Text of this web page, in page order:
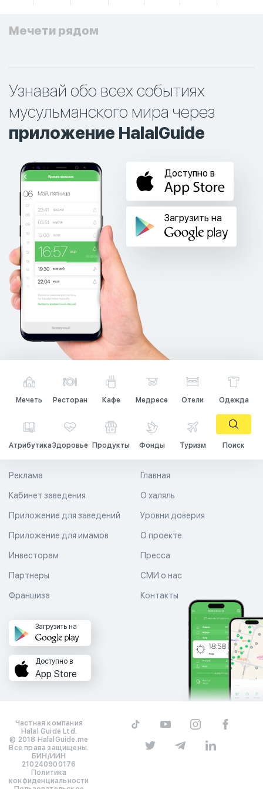
Мечети рядом
Узнавай обо всех событиях
мусульманского мира через
приложение HalalGuide
Доступно в
Загрузить на
Мечеть Ресторан Кафе Медресе Отели Одежда
АтрибутикаЗдоровье Продукты Фонды Туризм Поиск
Главная
О халяль
Уровни доверия
Реклама
Кабинет заведения
Приложение для заведений
Приложение для имамов О проекте
Пресса
СМИ о нас
Контакты
Инвесторам
Партнеры
Франшиза
Загрузить на
Доступно в
App Store
Частная компания
Halal Guide Ltd.
© 2018 HalalGuide.me
Все права защищены.
БИН/ИИН
210240900176
Политика
конфиденциальности